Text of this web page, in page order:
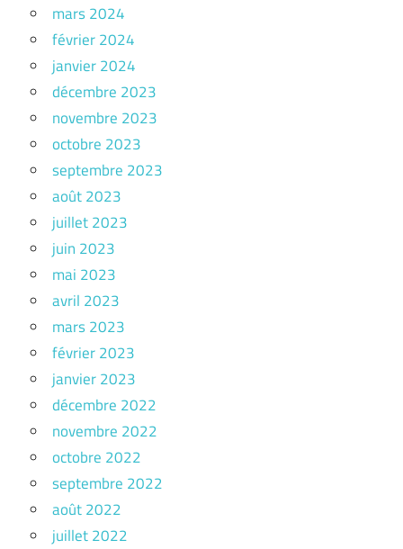
mars 2024
février 2024
janvier 2024
décembre 2023
novembre 2023
octobre 2023
septembre 2023
août 2023
juillet 2023
juin 2023
mai 2023
avril 2023
mars 2023
février 2023
janvier 2023
décembre 2022
novembre 2022
octobre 2022
septembre 2022
août 2022
juillet 2022